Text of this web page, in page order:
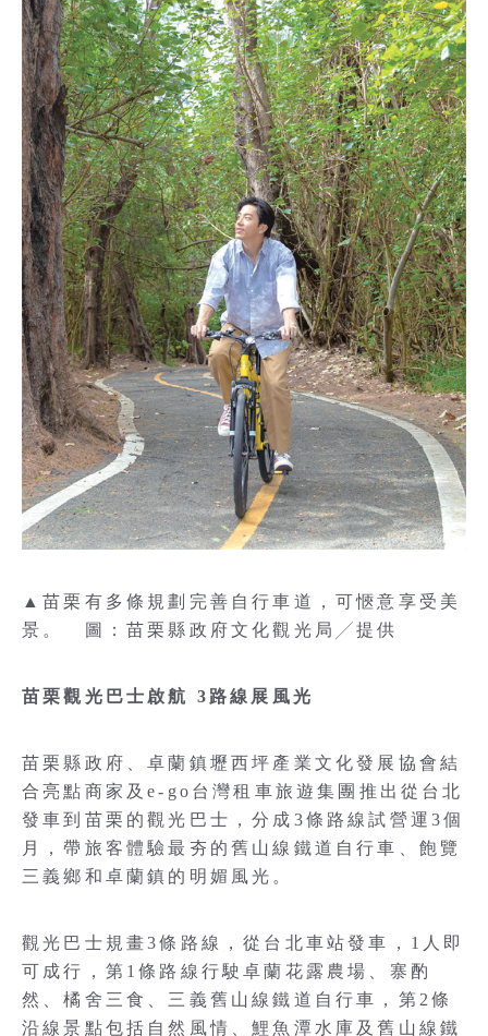
▲苗栗有多條規劃完善自行車道，可愜意享受美
景。 圖：苗栗縣政府文化觀光局╱提供
苗栗觀光巴士啟航 3路線展風光
苗栗縣政府、卓蘭鎮壢西坪產業文化發展協會結
合亮點商家及e-go台灣租車旅遊集團推出從台北
發車到苗栗的觀光巴士，分成3條路線試營運3個
月，帶旅客體驗最夯的舊山線鐵道自行車、飽覽
三義鄉和卓蘭鎮的明媚風光。
觀光巴士規畫3條路線，從台北車站發車，1人即
可成行，第1條路線行駛卓蘭花露農場、寨酌
然、橘舍三食、三義舊山線鐵道自行車，第2條
沿線景點包括自然風情、鯉魚潭水庫及舊山線鐵